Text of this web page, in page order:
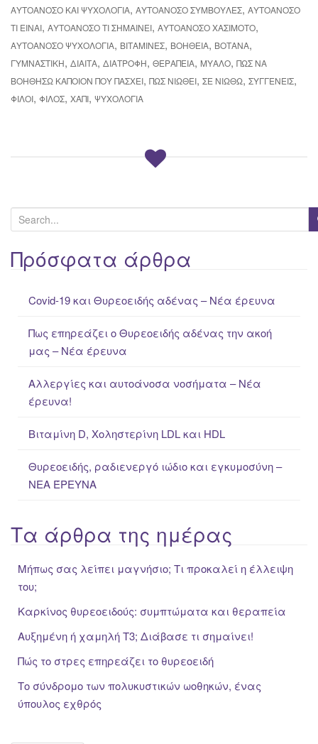
ΑΥΤΟΆΝΟΣΟ ΚΑΙ ΨΥΧΟΛΟΓΊΑ, ΑΥΤΟΆΝΟΣΟ ΣΥΜΒΟΥΛΈΣ, ΑΥΤΟΆΝΟΣΟ
ΤΙ ΕΊΝΑΙ, ΑΥΤΟΆΝΟΣΟ ΤΙ ΣΗΜΑΊΝΕΙ, ΑΥΤΟΆΝΟΣΟ ΧΑΣΙΜΌΤΟ,
ΑΥΤΟΆΝΟΣΟ ΨΥΧΟΛΟΓΊΑ, ΒΙΤΑΜΊΝΕΣ, ΒΟΉΘΕΙΑ, ΒΌΤΑΝΑ,
ΓΥΜΝΑΣΤΙΚΉ, ΔΊΑΙΤΑ, ΔΙΑΤΡΟΦΉ, ΘΕΡΑΠΕΊΑ, ΜΥΑΛΌ, ΠΩΣ ΝΑ
ΒΟΗΘΉΣΩ ΚΆΠΟΙΟΝ ΠΟΥ ΠΆΣΧΕΙ, ΠΩΣ ΝΙΏΘΕΙ, ΣΕ ΝΙΏΘΩ, ΣΥΓΓΕΝΕΊΣ,
ΦΊΛΟΙ, ΦΊΛΟΣ, ΧΆΠΙ, ΨΥΧΟΛΟΓΊΑ
e
a
rΠρόσφατα άρθρα
Covid-19 και Θυρεοειδής αδένας – Νέα έρευνα
Πως επηρεάζει ο Θυρεοειδής αδένας την ακοή
μας – Νέα έρευνα
Αλλεργίες και αυτοάνοσα νοσήματα – Νέα
έρευνα!
Βιταμίνη D, Χοληστερίνη LDL και HDL
Θυρεοειδής, ραδιενεργό ιώδιο και εγκυμοσύνη –
ΝΕΑ ΈΡΕΥΝΑ
Τα άρθρα της ημέρας
Μήπως σας λείπει μαγνήσιο; Τι προκαλεί η έλλειψη
του;
Καρκίνος θυρεοειδούς: συμπτώματα και θεραπεία
Αυξημένη ή χαμηλή Τ3; Διάβασε τι σημαίνει!
Πώς το στρες επηρεάζει το θυρεοειδή
Το σύνδρομο των πολυκυστικών ωοθηκών, ένας
ύπουλος εχθρός